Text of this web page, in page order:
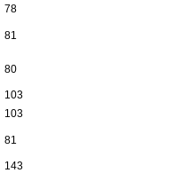
78
81
80
103
103
81
143